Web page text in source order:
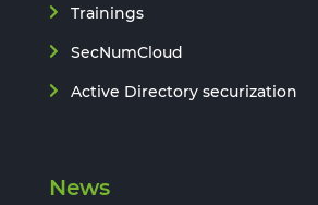
Trainings
SecNumCloud
Active Directory securization
News